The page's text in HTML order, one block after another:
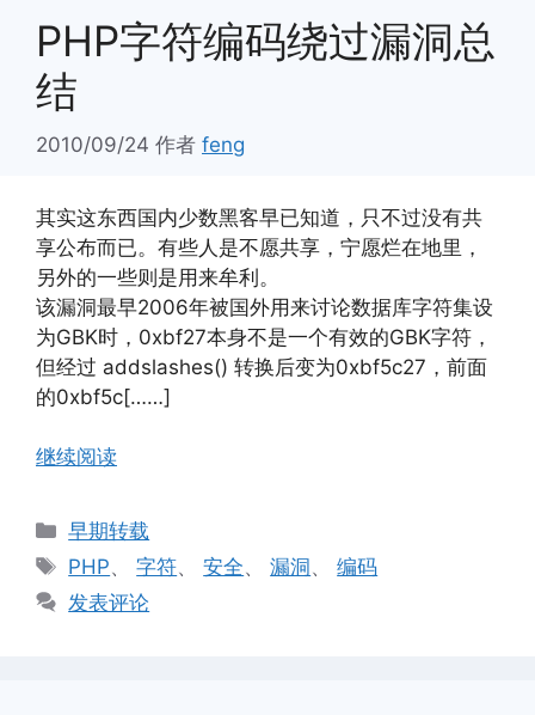
PHP字符编码绕过漏洞总
结
2010/09/24 作者 feng
其实这东西国内少数黑客早已知道，只不过没有共
享公布而已。有些人是不愿共享，宁愿烂在地里，
另外的一些则是用来牟利。
该漏洞最早2006年被国外用来讨论数据库字符集设
为GBK时，0xbf27本身不是一个有效的GBK字符，
但经过 addslashes() 转换后变为0xbf5c27，前面
的0xbf5c[……]
继续阅读
分
类
早期转载
标
签
PHP、字符、安全、漏洞 、编码
发表评论